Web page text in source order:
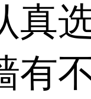
真
有